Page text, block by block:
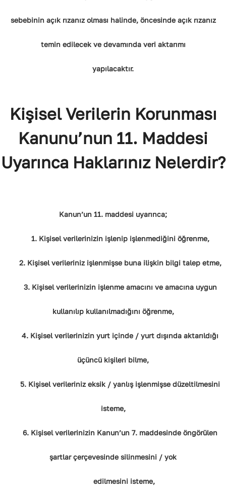
sebebinin açık rızanız olması halinde, öncesinde açık rızanız
temin edilecek ve devamında veri aktarımı
yapılacaktır.
Kişisel Verilerin Korunması
Kanunu’nun 11. Maddesi
Uyarınca Haklarınız Nelerdir?
Kanun’un 11. maddesi uyarınca;
1. Kişisel verilerinizin işlenip işlenmediğini öğrenme,
2. Kişisel verileriniz işlenmişse buna ilişkin bilgi talep etme,
3. Kişisel verilerinizin işlenme amacını ve amacına uygun
kullanılıp kullanılmadığını öğrenme,
4. Kişisel verilerinizin yurt içinde / yurt dışında aktarıldığı
üçüncü kişileri bilme,
5. Kişisel verileriniz eksik / yanlış işlenmişse düzeltilmesini
isteme,
6. Kişisel verilerinizin Kanun’un 7. maddesinde öngörülen
şartlar çerçevesinde silinmesini / yok
edilmesini isteme,